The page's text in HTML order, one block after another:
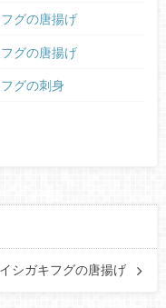
グの唐揚げ
グの唐揚げ
グの刺身
シガキフグの唐揚げ